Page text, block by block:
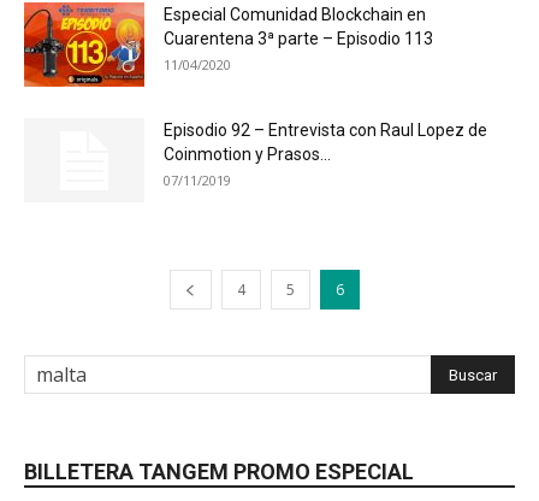
Especial Comunidad Blockchain en
Cuarentena 3ª parte – Episodio 113
11/04/2020
Episodio 92 – Entrevista con Raul Lopez de
Coinmotion y Prasos...
07/11/2019
4 5 6
BILLETERA TANGEM PROMO ESPECIAL